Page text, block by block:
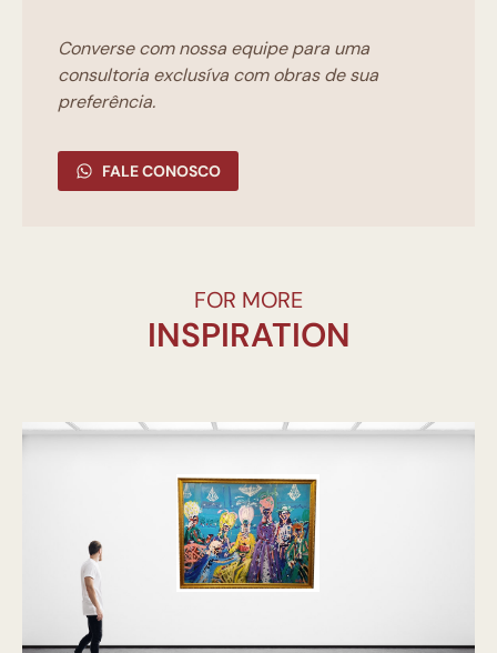
Converse com nossa equipe para uma
consultoria exclusíva com obras de sua
preferência.
FALE CONOSCO
FOR MORE
INSPIRATION